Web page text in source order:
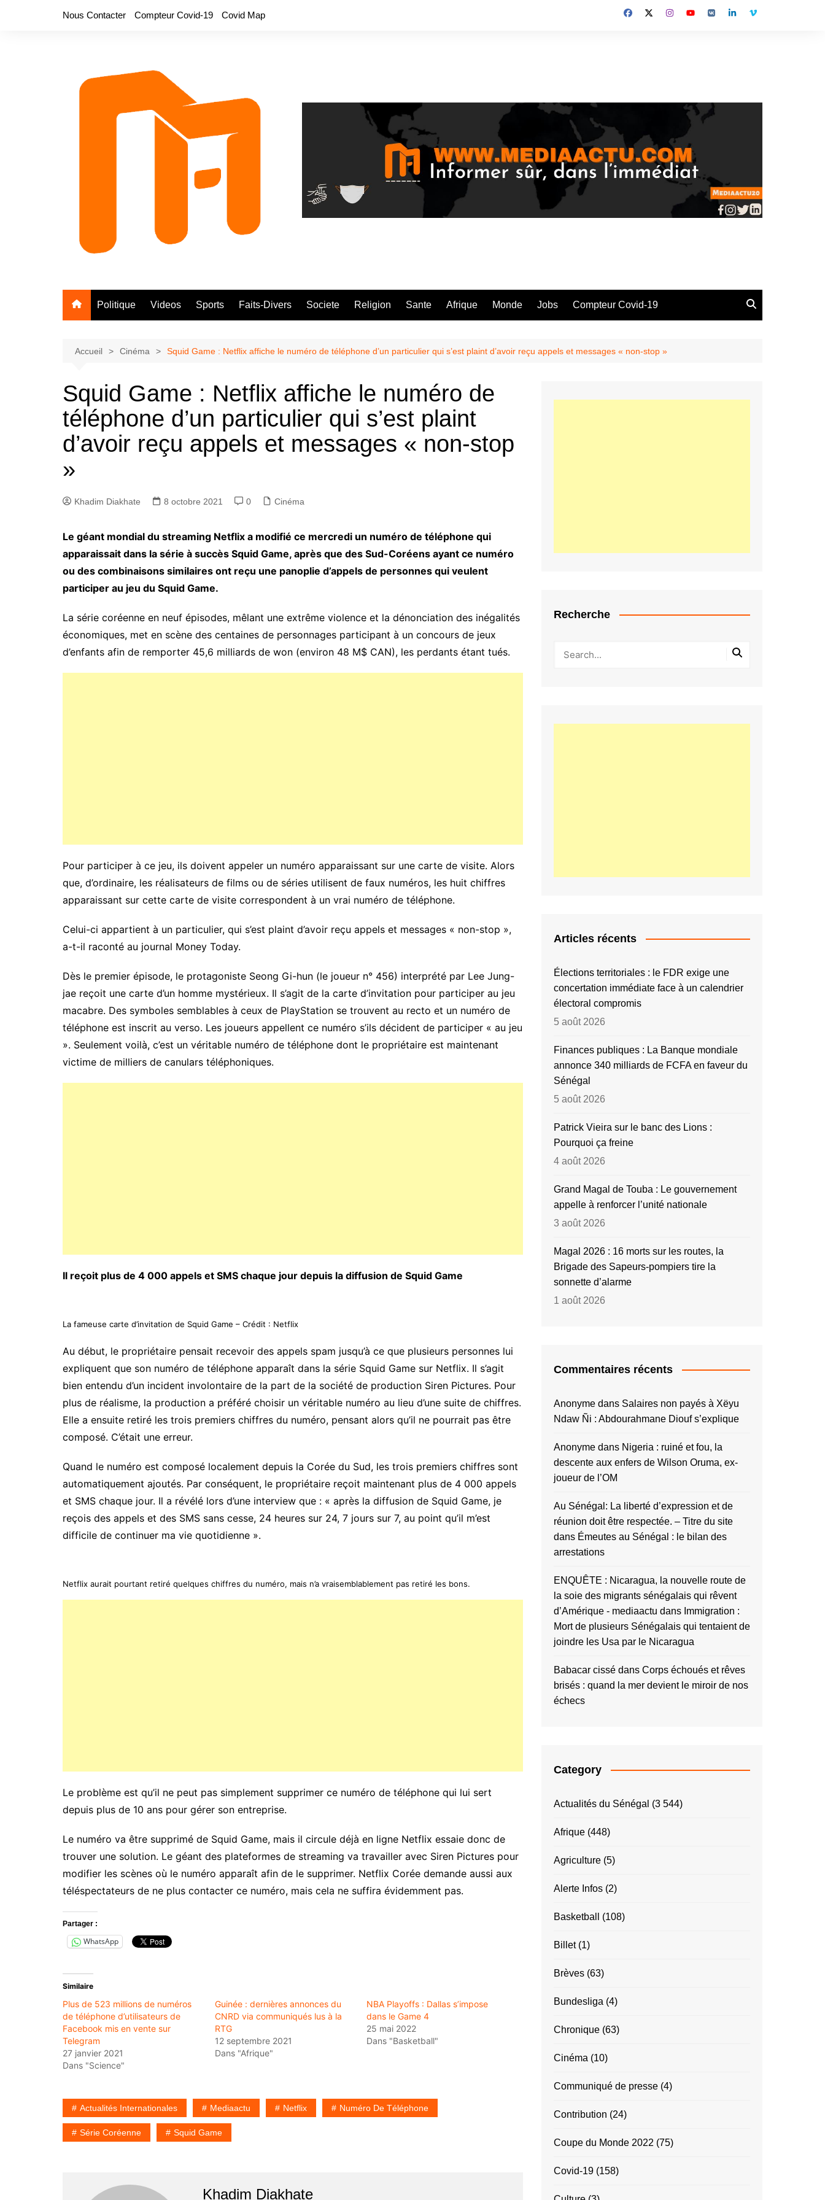
Nous Contacter Compteur Covid-19 Covid Map
Politique Videos Sports Faits-Divers Societe Religion Sante Afrique Monde Jobs Compteur Covid-19
Accueil Cinéma Squid Game : Netflix affiche le numéro de téléphone d’un particulier qui s’est plaint d’avoir reçu appels et messages « non-stop »
Squid Game : Netflix affiche le numéro de
téléphone d’un particulier qui s’est plaint
d’avoir reçu appels et messages « non-stop
»
Khadim Diakhate 8 octobre 2021 0 Cinéma
Le géant mondial du streaming Netflix a modifié ce mercredi un numéro de téléphone qui
apparaissait dans la série à succès Squid Game, après que des Sud-Coréens ayant ce numéro
ou des combinaisons similaires ont reçu une panoplie d’appels de personnes qui veulent
participer au jeu du Squid Game.
La série coréenne en neuf épisodes, mêlant une extrême violence et la dénonciation des inégalités
économiques, met en scène des centaines de personnages participant à un concours de jeux
d’enfants afin de remporter 45,6 milliards de won (environ 48 M$ CAN), les perdants étant tués.
Pour participer à ce jeu, ils doivent appeler un numéro apparaissant sur une carte de visite. Alors
que, d’ordinaire, les réalisateurs de films ou de séries utilisent de faux numéros, les huit chiffres
apparaissant sur cette carte de visite correspondent à un vrai numéro de téléphone.
Celui-ci appartient à un particulier, qui s’est plaint d’avoir reçu appels et messages « non-stop »,
a-t-il raconté au journal Money Today.
Dès le premier épisode, le protagoniste Seong Gi-hun (le joueur n° 456) interprété par Lee Jung-
jae reçoit une carte d’un homme mystérieux. Il s’agit de la carte d’invitation pour participer au jeu
macabre. Des symboles semblables à ceux de PlayStation se trouvent au recto et un numéro de
téléphone est inscrit au verso. Les joueurs appellent ce numéro s’ils décident de participer « au jeu
». Seulement voilà, c’est un véritable numéro de téléphone dont le propriétaire est maintenant
victime de milliers de canulars téléphoniques.
Il reçoit plus de 4 000 appels et SMS chaque jour depuis la diffusion de Squid Game
La fameuse carte d’invitation de Squid Game – Crédit : Netflix
Au début, le propriétaire pensait recevoir des appels spam jusqu’à ce que plusieurs personnes lui
expliquent que son numéro de téléphone apparaît dans la série Squid Game sur Netflix. Il s’agit
bien entendu d’un incident involontaire de la part de la société de production Siren Pictures. Pour
plus de réalisme, la production a préféré choisir un véritable numéro au lieu d’une suite de chiffres.
Elle a ensuite retiré les trois premiers chiffres du numéro, pensant alors qu’il ne pourrait pas être
composé. C’était une erreur.
Quand le numéro est composé localement depuis la Corée du Sud, les trois premiers chiffres sont
automatiquement ajoutés. Par conséquent, le propriétaire reçoit maintenant plus de 4 000 appels
et SMS chaque jour. Il a révélé lors d’une interview que : « après la diffusion de Squid Game, je
reçois des appels et des SMS sans cesse, 24 heures sur 24, 7 jours sur 7, au point qu’il m’est
difficile de continuer ma vie quotidienne ».
Netflix aurait pourtant retiré quelques chiffres du numéro, mais n’a vraisemblablement pas retiré les bons.
Le problème est qu’il ne peut pas simplement supprimer ce numéro de téléphone qui lui sert
depuis plus de 10 ans pour gérer son entreprise.
Le numéro va être supprimé de Squid Game, mais il circule déjà en ligne Netflix essaie donc de
trouver une solution. Le géant des plateformes de streaming va travailler avec Siren Pictures pour
modifier les scènes où le numéro apparaît afin de le supprimer. Netflix Corée demande aussi aux
téléspectateurs de ne plus contacter ce numéro, mais cela ne suffira évidemment pas.
Partager :
WhatsApp
Similaire
Plus de 523 millions de numéros
de téléphone d’utilisateurs de
Facebook mis en vente sur
Telegram
27 janvier 2021
Dans "Science"
Guinée : dernières annonces du
CNRD via communiqués lus à la
RTG
12 septembre 2021
Dans "Afrique"
NBA Playoffs : Dallas s’impose
dans le Game 4
25 mai 2022
Dans "Basketball"
Actualités Internationales Mediaactu Netflix Numéro De Téléphone
Série Coréenne Squid Game
Khadim Diakhate
Recherche
Articles récents
Élections territoriales : le FDR exige une
concertation immédiate face à un calendrier
électoral compromis
5 août 2026
Finances publiques : La Banque mondiale
annonce 340 milliards de FCFA en faveur du
Sénégal
5 août 2026
Patrick Vieira sur le banc des Lions :
Pourquoi ça freine
4 août 2026
Grand Magal de Touba : Le gouvernement
appelle à renforcer l’unité nationale
3 août 2026
Magal 2026 : 16 morts sur les routes, la
Brigade des Sapeurs-pompiers tire la
sonnette d’alarme
1 août 2026
Commentaires récents
Anonyme dans Salaires non payés à Xëyu
Ndaw Ñi : Abdourahmane Diouf s’explique
Anonyme dans Nigeria : ruiné et fou, la
descente aux enfers de Wilson Oruma, ex-
joueur de l’OM
Au Sénégal: La liberté d’expression et de
réunion doit être respectée. – Titre du site
dans Émeutes au Sénégal : le bilan des
arrestations
ENQUÊTE : Nicaragua, la nouvelle route de
la soie des migrants sénégalais qui rêvent
d’Amérique - mediaactu dans Immigration :
Mort de plusieurs Sénégalais qui tentaient de
joindre les Usa par le Nicaragua
Babacar cissé dans Corps échoués et rêves
brisés : quand la mer devient le miroir de nos
échecs
Category
Actualités du Sénégal (3 544)
Afrique (448)
Agriculture (5)
Alerte Infos (2)
Basketball (108)
Billet(1)
Brèves (63)
Bundesliga (4)
Chronique (63)
Cinéma (10)
Communiqué de presse (4)
Contribution (24)
Coupe du Monde 2022 (75)
Covid-19 (158)